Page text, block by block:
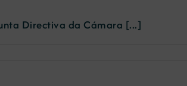
Directiva da Cámara [...]